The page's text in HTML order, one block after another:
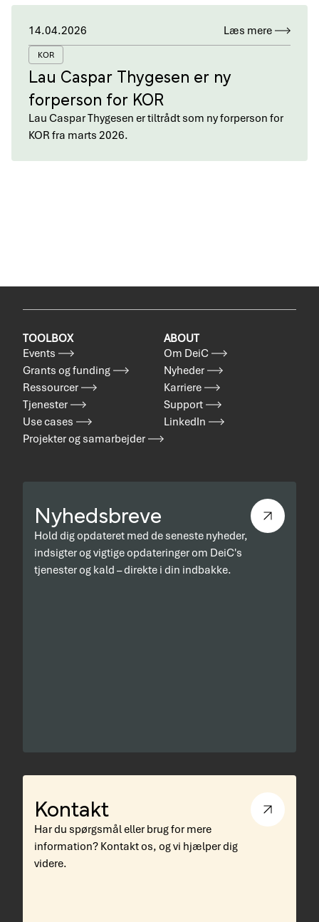
14.04.2026 Læs mere
KOR
Lau Caspar Thygesen er ny
forperson for KOR
Lau Caspar Thygesen er tiltrådt som ny forperson for
KOR fra marts 2026.
TOOLBOX
Events
Grants og funding
Ressourcer
Tjenester
Use cases
Projekter og samarbejder
ABOUT
Om DeiC
Nyheder
Karriere
Support
LinkedIn
Nyhedsbreve
Hold dig opdateret med de seneste nyheder,
indsigter og vigtige opdateringer om DeiC's
tjenester og kald – direkte i din indbakke.
Kontakt
Har du spørgsmål eller brug for mere
information? Kontakt os, og vi hjælper dig
videre.